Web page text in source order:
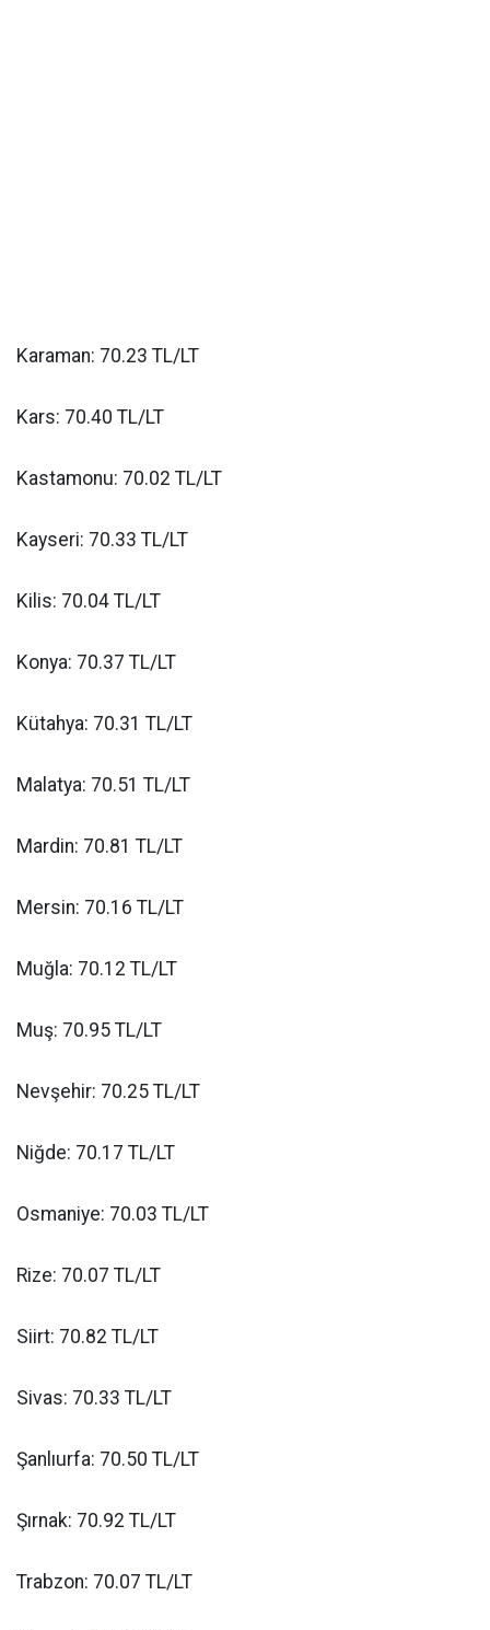
Karaman: 70.23 TL/LT
Kars: 70.40 TL/LT
Kastamonu: 70.02 TL/LT
Kayseri: 70.33 TL/LT
Kilis: 70.04 TL/LT
Konya: 70.37 TL/LT
Kütahya: 70.31 TL/LT
Malatya: 70.51 TL/LT
Mardin: 70.81 TL/LT
Mersin: 70.16 TL/LT
Muğla: 70.12 TL/LT
Muş: 70.95 TL/LT
Nevşehir: 70.25 TL/LT
Niğde: 70.17 TL/LT
Osmaniye: 70.03 TL/LT
Rize: 70.07 TL/LT
Siirt: 70.82 TL/LT
Sivas: 70.33 TL/LT
Şanlıurfa: 70.50 TL/LT
Şırnak: 70.92 TL/LT
Trabzon: 70.07 TL/LT